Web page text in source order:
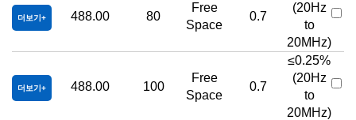
더보기 488.00 80
Free
Space
0.7
(20Hz
to
20MHz)
더보기 488.00 100
Free
Space
0.7
≤0.25%
(20Hz
to
20MHz)